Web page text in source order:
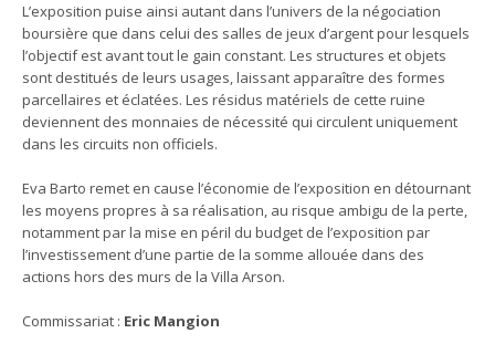
L’exposition puise ainsi autant dans l’univers de la négociation
boursière que dans celui des salles de jeux d’argent pour lesquels
l’objectif est avant tout le gain constant. Les structures et objets
sont destitués de leurs usages, laissant apparaître des formes
parcellaires et éclatées. Les résidus matériels de cette ruine
deviennent des monnaies de nécessité qui circulent uniquement
dans les circuits non officiels.
Eva Barto remet en cause l’économie de l’exposition en détournant
les moyens propres à sa réalisation, au risque ambigu de la perte,
notamment par la mise en péril du budget de l’exposition par
l’investissement d’une partie de la somme allouée dans des
actions hors des murs de la Villa Arson.
Commissariat : Eric Mangion